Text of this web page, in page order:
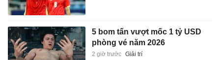
5 bom tấn vượt mốc 1 tỷ USD
phòng vé năm 2026
2 giờ trước Giải trí